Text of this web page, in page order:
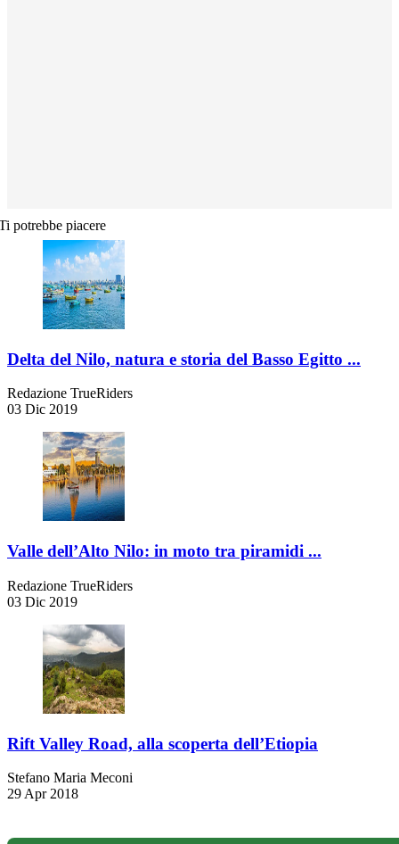
potrebbe piacere
Delta del Nilo, natura e storia del Basso Egitto ...
Redazione TrueRiders
03 Dic 2019
Valle dell’Alto Nilo: in moto tra piramidi ...
Redazione TrueRiders
03 Dic 2019
Rift Valley Road, alla scoperta dell’Etiopia
Stefano Maria Meconi
29 Apr 2018